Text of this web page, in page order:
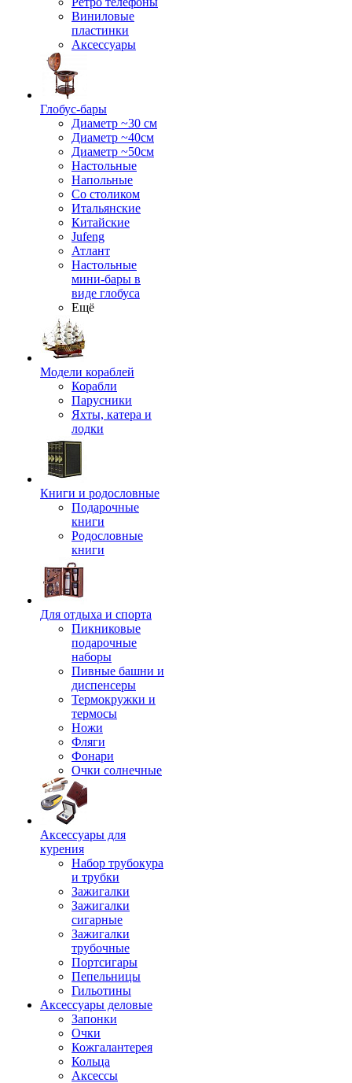
Виниловые
пластинки
Аксессуары
Глобус-бары
Диаметр ~30 см
Диаметр ~40см
Диаметр ~50см
Настольные
Напольные
Со столиком
Итальянские
Китайские
Jufeng
Атлант
Настольные
мини-бары в
виде глобуса
Ещё
Модели кораблей
Корабли
Парусники
Яхты, катера и
лодки
Книги и родословные
Подарочные
книги
Родословные
книги
Для отдыха и спорта
Пикниковые
подарочные
наборы
Пивные башни и
диспенсеры
Термокружки и
термосы
Ножи
Фляги
Фонари
Очки солнечные
Аксессуары для
курения
Набор трубокура
и трубки
Зажигалки
Зажигалки
сигарные
Зажигалки
трубочные
Портсигары
Пепельницы
Гильотины
Аксессуары деловые
Запонки
Очки
Кожгалантерея
Кольца
Аксессы